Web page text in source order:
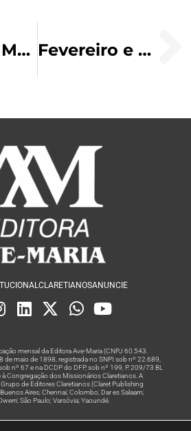
O Sétimo Mandamento Dita Sobre O “Não Furtar” Fevereiro e a “Geração Z”
CLARETIANOSANUNCIE
mensal da Editora Ave-Maria (CNPJ 60.543.
maio de 1898, registrada no SNPI sob nº 22.689,
nº 67 e na DCDP do DFP, sob nº 199, P. 209/73 BL
Congregação dos Missionários Claretianos. A
de Editores Claretianos (Claret Publishing
Aires; Chennai; Colombo; Dar es Salaam;
São Paulo; Varsóvia; Yaoundé.